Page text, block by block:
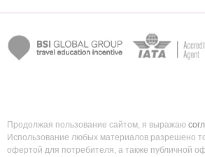
Продолжая пользование сайтом, я выражаю
Использование любых материалов разрешено
офертой для потребителя, а также публичной